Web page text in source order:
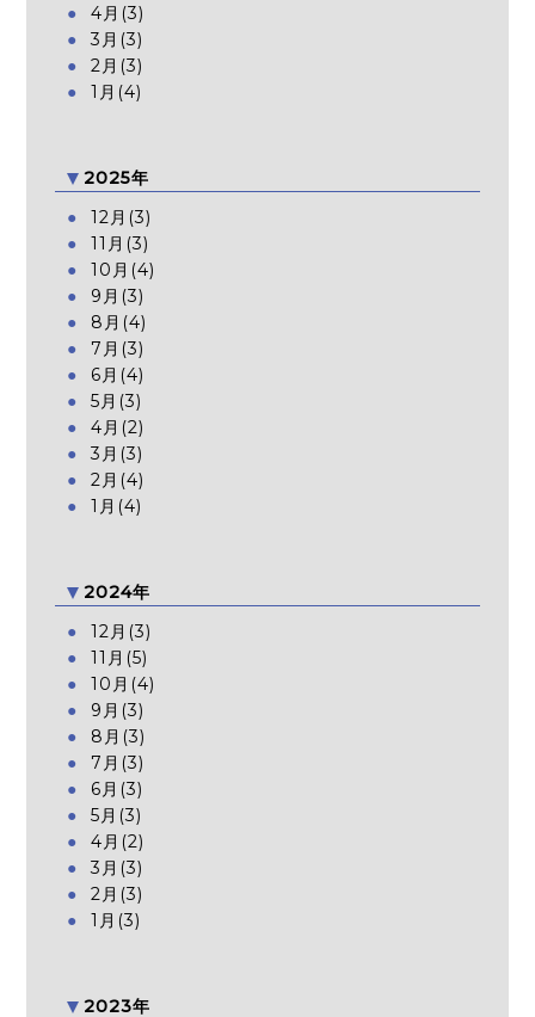
4月(3)
3月(3)
2月(3)
1月(4)
2025年
12月(3)
11月(3)
10月(4)
9月(3)
8月(4)
7月(3)
6月(4)
5月(3)
4月(2)
3月(3)
2月(4)
1月(4)
2024年
12月(3)
11月(5)
10月(4)
9月(3)
8月(3)
7月(3)
6月(3)
5月(3)
4月(2)
3月(3)
2月(3)
1月(3)
2023年